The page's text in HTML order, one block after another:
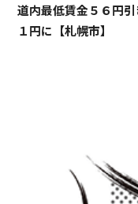
道内最低賃金５６円
１円に【札幌市】